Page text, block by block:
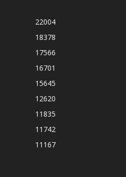
22004
18378
17566
16701
15645
12620
11835
11742
11167